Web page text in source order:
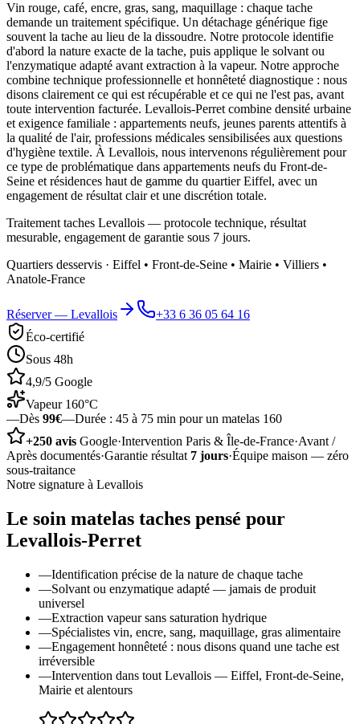
Vin rouge, café, encre, gras, sang, maquillage : chaque tache
demande un traitement spécifique. Un détachage générique fige
souvent la tache au lieu de la dissoudre. Notre protocole identifie
d'abord la nature exacte de la tache, puis applique le solvant ou
l'enzymatique adapté avant extraction à la vapeur. Notre approche
combine technique professionnelle et honnêteté diagnostique : nous
disons clairement ce qui est récupérable et ce qui ne l'est pas, avant
toute intervention facturée. Levallois-Perret combine densité urbaine
et exigence familiale : appartements neufs, jeunes parents attentifs à
la qualité de l'air, professions médicales sensibilisées aux questions
d'hygiène textile. À Levallois, nous intervenons régulièrement pour
ce type de problématique dans appartements neufs du Front-de-
Seine et résidences haut de gamme du quartier Eiffel, avec un
engagement de résultat clair et une discrétion totale.
Traitement taches Levallois — protocole technique, résultat
mesurable, engagement de garantie sous 7 jours.
Quartiers desservis · Eiffel • Front-de-Seine • Mairie • Villiers •
Anatole-France
Réserver — Levallois
+33 6 36 05 64 16
Éco-certifié
Sous 48h
4,9/5 Google
Vapeur 160°C
—Dès 99€—Durée : 45 à 75 min pour un matelas 160
+250 avis Google·Intervention Paris & Île-de-France·Avant /
Après documentés·Garantie résultat 7 jours·Équipe maison — zéro
sous-traitance
Notre signature à Levallois
Le soin matelas taches pensé pour
Levallois-Perret
—Identification précise de la nature de chaque tache
—Solvant ou enzymatique adapté — jamais de produit
universel
—Extraction vapeur sans saturation hydrique
—Spécialistes vin, encre, sang, maquillage, gras alimentaire
—Engagement honnêteté : nous disons quand une tache est
irréversible
—Intervention dans tout Levallois — Eiffel, Front-de-Seine,
Mairie et alentours